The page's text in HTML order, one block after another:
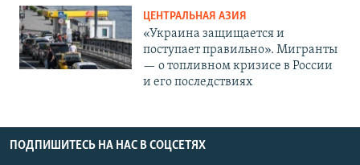
ЦЕНТРАЛЬНАЯ АЗИЯ
«Украина защищается и
поступает правильно». Мигранты
— о топливном кризисе в России
и его последствиях
ПОДПИШИТЕСЬ НА НАС В СОЦСЕТЯХ